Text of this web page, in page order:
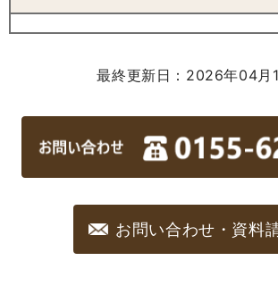
最終更新日：2026年04月
お問い合わせ・資料